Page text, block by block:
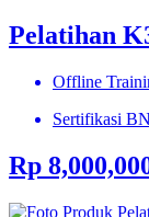
Pelatihan
Offline
Sertifikasi
Rp